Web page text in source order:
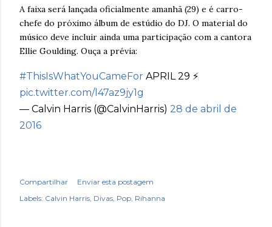
A faixa será lançada oficialmente amanhã (29) e é carro-
chefe do próximo álbum de estúdio do DJ. O material do
músico deve incluir ainda uma participação com a cantora
Ellie Goulding. Ouça a prévia:
#ThisIsWhatYouCameFor APRIL 29 ⚡️
pic.twitter.com/l47az9jy1g
— Calvin Harris (@CalvinHarris) 28 de abril de
2016
Compartilhar
Enviar esta postagem
Labels: Calvin Harris Divas Pop Rihanna